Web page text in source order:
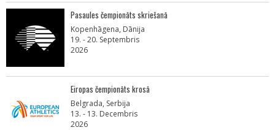
Pasaules čempionāts skriešanā
Kopenhāgena, Dānija
19. - 20. Septembris
2026
Eiropas čempionāts krosā
Belgrada, Serbija
13. - 13. Decembris
2026